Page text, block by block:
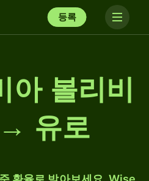
등록
아 볼리비
유로